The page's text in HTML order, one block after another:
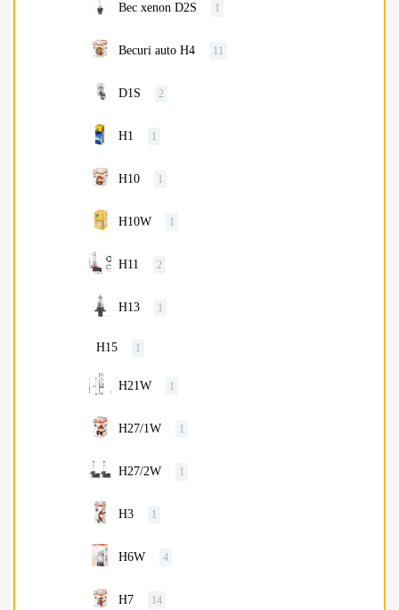
Bec xenon D2S 1
Becuri auto H4 11
D1S 2
H1 1
H10 1
H10W 1
H11 2
H13 1
H15 1
H21W 1
H27/1W 1
H27/2W 1
H3 1
H6W 4
H7 14